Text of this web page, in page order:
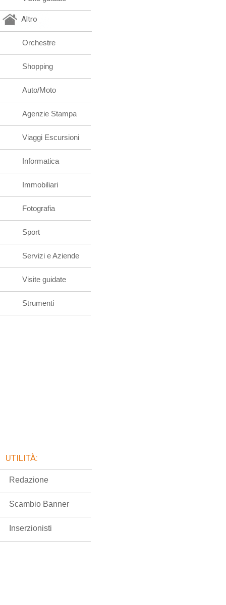
Altro
Orchestre
Shopping
Auto/Moto
Agenzie Stampa
Viaggi Escursioni
Informatica
Immobiliari
Fotografia
Sport
Servizi e Aziende
Visite guidate
Strumenti
UTILITÀ:
Redazione
Scambio Banner
Inserzionisti